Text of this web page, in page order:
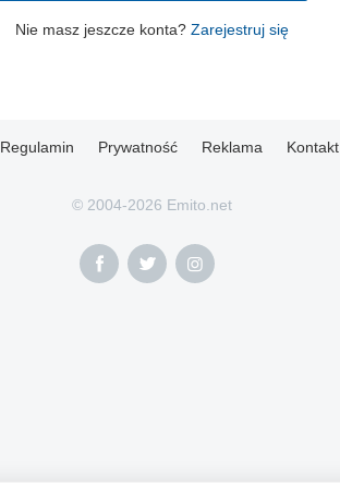
Nie masz jeszcze konta? Zarejestruj się
Regulamin Prywatność Reklama Kontakt
© 2004-2026 Emito.net